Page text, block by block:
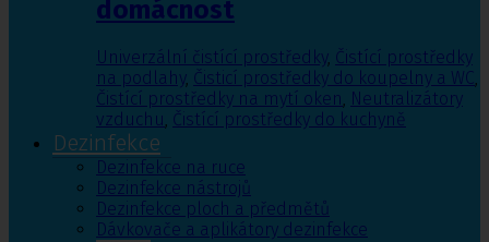
domácnost
Univerzální čistící prostředky, Čistící prostředky
na podlahy, Čisticí prostředky do koupelny a WC,
Čistící prostředky na mytí oken, Neutralizátory
vzduchu, Čistící prostředky do kuchyně
Dezinfekce
Dezinfekce na ruce
Dezinfekce nástrojů
Dezinfekce ploch a předmětů
Dávkovače a aplikátory dezinfekce